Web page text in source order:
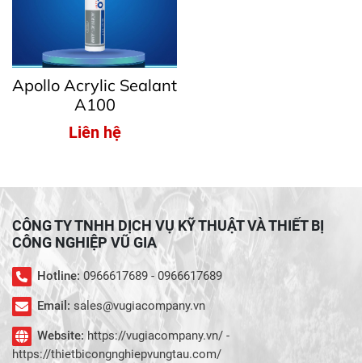
Apollo Acrylic Sealant
A100
Liên hệ
CÔNG TY TNHH DỊCH VỤ KỸ THUẬT VÀ THIẾT BỊ
CÔNG NGHIỆP VŨ GIA
Hotline: 0966617689 - 0966617689
Email: sales@vugiacompany.vn
Website: https://vugiacompany.vn/ -
https://thietbicongnghiepvungtau.com/